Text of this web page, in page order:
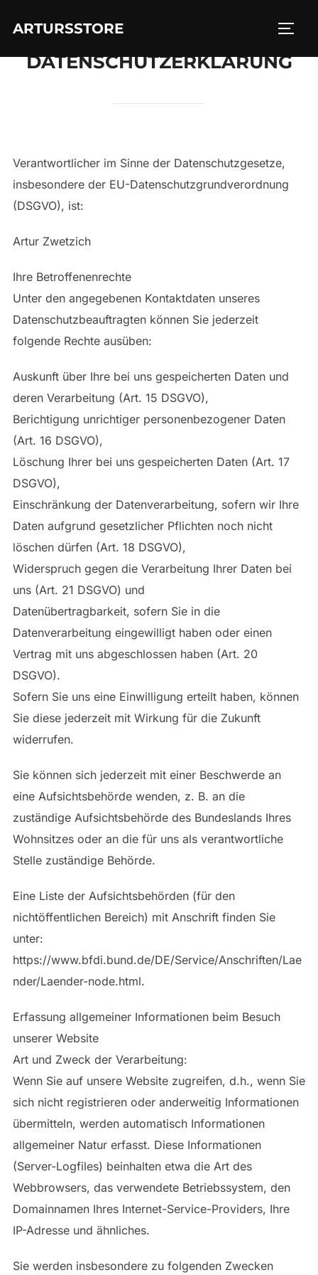
InhaltARTURSSTORE
DATENSCHUTZERKLÄRUNG
Verantwortlicher im Sinne der Datenschutzgesetze,
insbesondere der EU-Datenschutzgrundverordnung
(DSGVO), ist:
Artur Zwetzich
Ihre Betroffenenrechte
Unter den angegebenen Kontaktdaten unseres
Datenschutzbeauftragten können Sie jederzeit
folgende Rechte ausüben:
Auskunft über Ihre bei uns gespeicherten Daten und
deren Verarbeitung (Art. 15 DSGVO),
Berichtigung unrichtiger personenbezogener Daten
(Art. 16 DSGVO),
Löschung Ihrer bei uns gespeicherten Daten (Art. 17
DSGVO),
Einschränkung der Datenverarbeitung, sofern wir Ihre
Daten aufgrund gesetzlicher Pflichten noch nicht
löschen dürfen (Art. 18 DSGVO),
Widerspruch gegen die Verarbeitung Ihrer Daten bei
uns (Art. 21 DSGVO) und
Datenübertragbarkeit, sofern Sie in die
Datenverarbeitung eingewilligt haben oder einen
Vertrag mit uns abgeschlossen haben (Art. 20
DSGVO).
Sofern Sie uns eine Einwilligung erteilt haben, können
Sie diese jederzeit mit Wirkung für die Zukunft
widerrufen.
Sie können sich jederzeit mit einer Beschwerde an
eine Aufsichtsbehörde wenden, z. B. an die
zuständige Aufsichtsbehörde des Bundeslands Ihres
Wohnsitzes oder an die für uns als verantwortliche
Stelle zuständige Behörde.
Eine Liste der Aufsichtsbehörden (für den
nichtöffentlichen Bereich) mit Anschrift finden Sie
unter:
https://www.bfdi.bund.de/DE/Service/Anschriften/Lae
nder/Laender-node.html.
Erfassung allgemeiner Informationen beim Besuch
unserer Website
Art und Zweck der Verarbeitung:
Wenn Sie auf unsere Website zugreifen, d.h., wenn Sie
sich nicht registrieren oder anderweitig Informationen
übermitteln, werden automatisch Informationen
allgemeiner Natur erfasst. Diese Informationen
(Server-Logfiles) beinhalten etwa die Art des
Webbrowsers, das verwendete Betriebssystem, den
Domainnamen Ihres Internet-Service-Providers, Ihre
IP-Adresse und ähnliches.
Sie werden insbesondere zu folgenden Zwecken